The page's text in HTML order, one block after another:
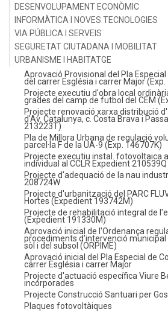
DESENVOLUPAMENT ECONÒMIC
INFORMÀTICA I NOVES TECNOLOGIES
VIA PÚBLICA I SERVEIS
SEGURETAT CIUTADANA I MOBILITAT
URBANISME I HABITATGE
Aprovació Provisional del Pla
del carrer Església i carrer Major
Projecte executiu d'obra local
grades del camp de futbol del CEM
Projecte renovació xarxa distribució
d'Av. Catalunya, c. Costa Brava i
213223T)
Pla de Millora Urbana de regulació
parcel·la F de la UA-9 (Exp. 146707K)
Projecte executiu instal. fotovoltaica
individual al CCLR Expedient 210539Q
Projecte d'adequació de la nau
208724W
Projecte d'urbanització del PARC
Hortes (Expedient 193742M)
Projecte de rehabilitació integral de
(Expedient 191330M)
Aprovació inicial de l'Ordenança
procediments d'intervenció municipal
sòl i del subsol (ORPIME)
Aprovació inicial del Pla Especial de
carrer Església i carrer Major
Projecte d'actuació específica Viure
incorporades
Projecte Construcció Santuari per
Plaques fotovoltàiques